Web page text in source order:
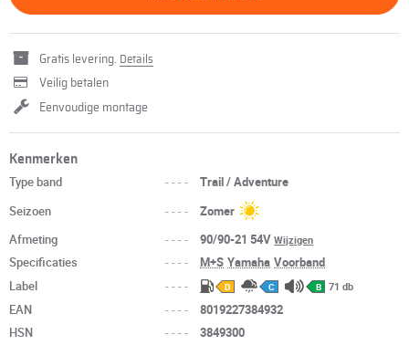
Gratis levering. Details
Veilig betalen
Eenvoudige montage
Kenmerken
Type band ----
Trail / Adventure
Seizoen
----
Zomer
Afmeting
---- 90/90-21 54VWijzigen
Specificaties ---- M+S Yamaha Voorband
Label
---- D C B 71 db
EAN ----
8019227384932
HSN
---- 3849300